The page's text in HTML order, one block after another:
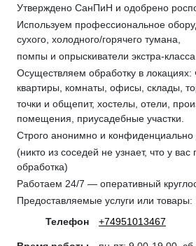
Утверждено СанПиН и одобрено
Используем профессиональное
сухого, холодного/горячего тумана,
помпы и опрыскиватели экстра-класса.
Осуществляем обработку в локациях:
квартиры, комнаты, офисы, склады,
точки и общепит, хостелы, отели,
помещения, приусадебные участки.
Строго анонимно и конфиденциально
(никто из соседей не узнает, что у вас
обработка)
Работаем 24/7 — оперативный
Предоставляемые услуги или товары:
Телефон
+74951013467